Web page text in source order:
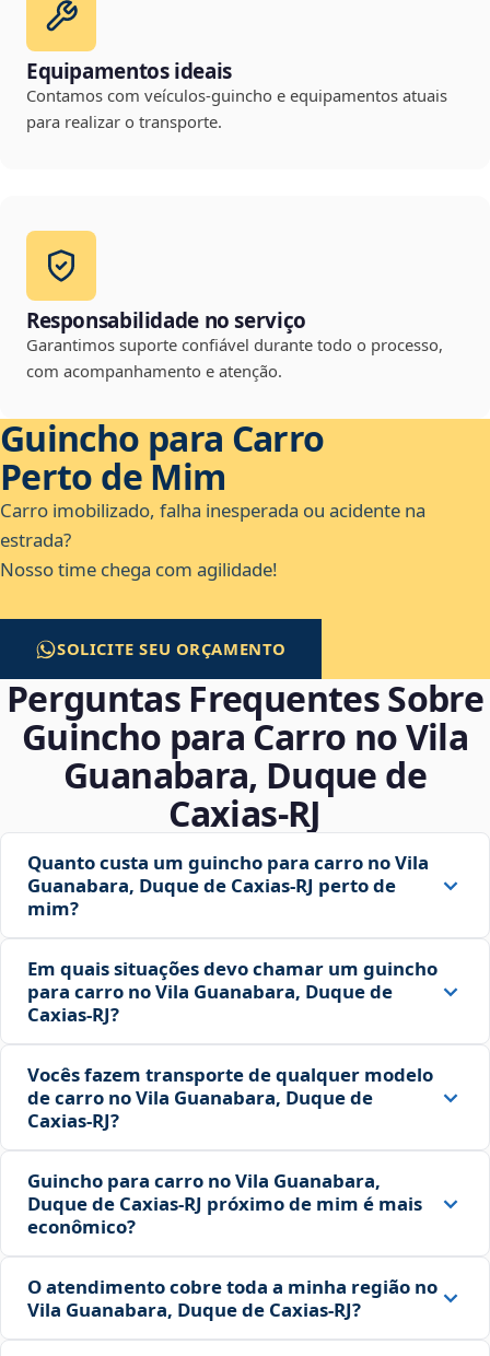
Equipamentos ideais
Contamos com veículos-guincho e equipamentos atuais
para realizar o transporte.
Responsabilidade no serviço
Garantimos suporte confiável durante todo o processo,
com acompanhamento e atenção.
Guincho para Carro
Perto de Mim
Carro imobilizado, falha inesperada ou acidente na
estrada?
Nosso time chega com agilidade!
SOLICITE SEU ORÇAMENTO
Perguntas Frequentes Sobre
Guincho para Carro no Vila
Guanabara, Duque de
Caxias‑RJ
Quanto custa um guincho para carro no Vila
Guanabara, Duque de Caxias‑RJ perto de
mim?
Em quais situações devo chamar um guincho
para carro no Vila Guanabara, Duque de
Caxias‑RJ?
Vocês fazem transporte de qualquer modelo
de carro no Vila Guanabara, Duque de
Caxias‑RJ?
Guincho para carro no Vila Guanabara,
Duque de Caxias‑RJ próximo de mim é mais
econômico?
O atendimento cobre toda a minha região no
Vila Guanabara, Duque de Caxias‑RJ?